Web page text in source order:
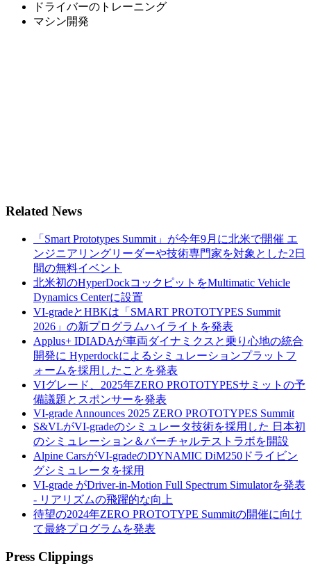
ドライバーのトレーニング
マシン開発
Related News
「Smart Prototypes Summit」が今年9月に北米で開催 エ
ンジニアリングリーダーや技術専門家を対象とした2日
間の無料イベント
北米初のHyperDockコックピットをMultimatic Vehicle
Dynamics Centerに設置
VI-gradeとHBKは「SMART PROTOTYPES Summit
2026」の新プログラムハイライトを発表
Applus+ IDIADAが車両ダイナミクスと乗り心地の統合
開発に Hyperdockによるシミュレーションプラットフ
ォームを採用したことを発表
VIグレード、2025年ZERO PROTOTYPESサミットの予
備議題とスポンサーを発表
VI-grade Announces 2025 ZERO PROTOTYPES Summit
S&VLがVI-gradeのシミュレータ技術を採用した 日本初
のシミュレーション＆バーチャルテストラボを開設
Alpine CarsがVI-gradeのDYNAMIC DiM250ドライビン
グシミュレータを採用
VI-grade がDriver-in-Motion Full Spectrum Simulatorを発表
- リアリズムの飛躍的な向上
待望の2024年ZERO PROTOTYPE Summitの開催に向け
て最終プログラムを発表
Press Clippings